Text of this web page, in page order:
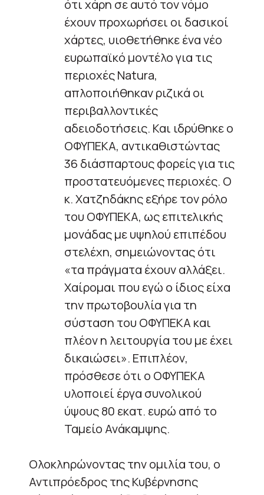
ότι χάρη σε αυτό τον νόμο
έχουν προχωρήσει οι δασικοί
χάρτες, υιοθετήθηκε ένα νέο
ευρωπαϊκό μοντέλο για τις
περιοχές Natura,
απλοποιήθηκαν ριζικά οι
περιβαλλοντικές
αδειοδοτήσεις. Και ιδρύθηκε ο
ΟΦΥΠΕΚΑ, αντικαθιστώντας
36 διάσπαρτους φορείς για τις
προστατευόμενες περιοχές. Ο
κ. Χατζηδάκης εξήρε τον ρόλο
του ΟΦΥΠΕΚΑ, ως επιτελικής
μονάδας με υψηλού επιπέδου
στελέχη, σημειώνοντας ότι
«τα πράγματα έχουν αλλάξει.
Χαίρομαι που εγώ ο ίδιος είχα
την πρωτοβουλία για τη
σύσταση του ΟΦΥΠΕΚΑ και
πλέον η λειτουργία του με έχει
δικαιώσει». Επιπλέον,
πρόσθεσε ότι ο ΟΦΥΠΕΚΑ
υλοποιεί έργα συνολικού
ύψους 80 εκατ. ευρώ από το
Ταμείο Ανάκαμψης.
Ολοκληρώνοντας την ομιλία του, ο
Αντιπρόεδρος της Κυβέρνησης